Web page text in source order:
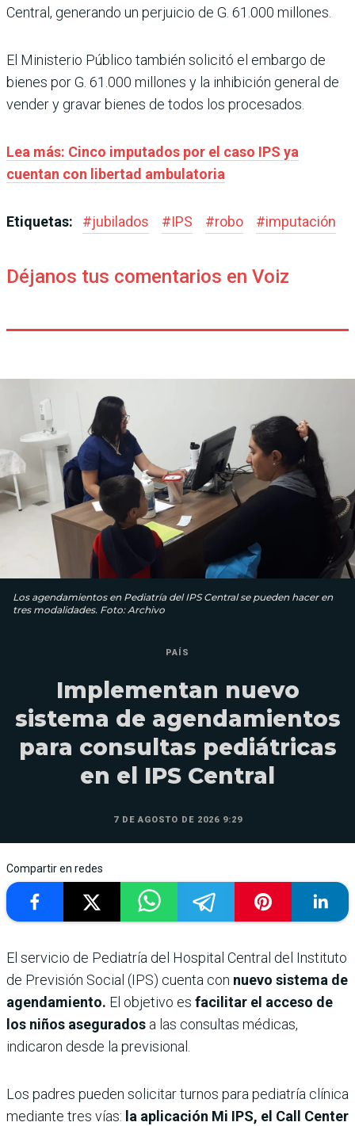
Central, generando un perjuicio de G. 61.000 millones.
El Ministerio Público también solicitó el embargo de
bienes por G. 61.000 millones y la inhibición general de
vender y gravar bienes de todos los procesados.
Lea más: Cinco imputados por el caso IPS ya
cuentan con libertad ambulatoria
Etiquetas: #jubilados #IPS #robo #imputación
Déjanos tus comentarios en Voiz
Los agendamientos en Pediatría del IPS Central se pueden hacer en
tres modalidades. Foto: Archivo
PAÍS
Implementan nuevo
sistema de agendamientos
para consultas pediátricas
en el IPS Central
7 DE AGOSTO DE 2026 9:29
Compartir en redes
El servicio de Pediatría del Hospital Central del Instituto
de Previsión Social (IPS) cuenta con nuevo sistema de
agendamiento. El objetivo es facilitar el acceso de
los niños asegurados a las consultas médicas,
indicaron desde la previsional.
Los padres pueden solicitar turnos para pediatría clínica
mediante tres vías: la aplicación Mi IPS, el Call Center